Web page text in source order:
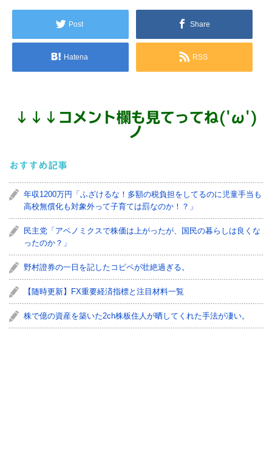
Post Share
Hatena RSS
↓ ↓ ↓ コメント欄も見てってね('ω')
ノ
おすすめ記事
年収1200万円「ふざけるな！多額の税負担をしてるのに児童手当も
高校無償化も対象外って子育ては罰なのか！？」
民主党「アベノミクスで株価は上がったが、国民の暮らしは良くな
ったのか？」
野村證券の一日を記したコピペが壮絶過ぎる。
【随時更新】FX重要経済指標と注目材料一覧
株で億の資産を築いた2ch株板住人が晒してくれた手法が凄い。